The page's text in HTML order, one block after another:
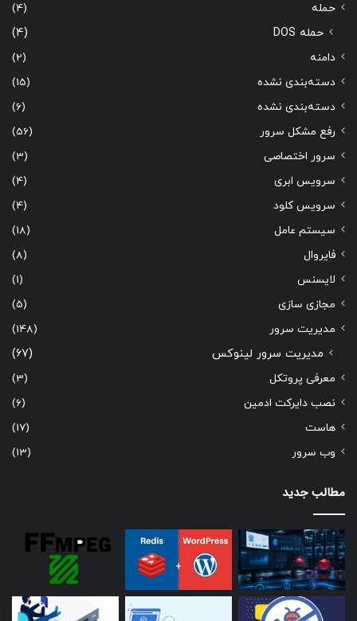
حمله
(4)
حمله DOS (4)
دامنه
(2)
دسته‌بندی نشده
(15)
دسته‌بندی نشده
(6)
رفع مشکل سرور
(56)
سرور اختصاصی
(3)
سرویس ابری
(4)
سرویس کلود
(4)
سیستم عامل
(18)
فایروال
(8)
لایسنس
(1)
مجازی سازی
(5)
مدیریت سرور
(148)
مدیریت سرور لینوکس (67)
معرفی پروتکل
(3)
نصب دایرکت ادمین
(6)
هاست
(17)
وب سرور
(13)
مطالب جدید